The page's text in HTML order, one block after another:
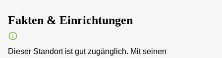
Fakten & Einrichtungen
Dieser Standort ist gut zugänglich. Mit seinen